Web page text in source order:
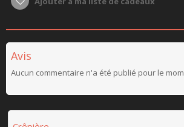
Avis
Aucun commentaire n'a été publié pour le